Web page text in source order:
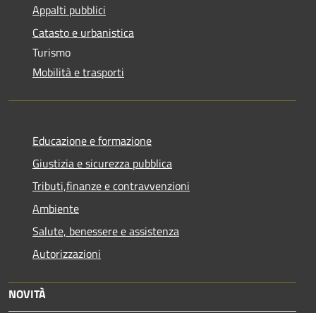
Appalti pubblici
Catasto e urbanistica
Turismo
Mobilità e trasporti
Educazione e formazione
Giustizia e sicurezza pubblica
Tributi,finanze e contravvenzioni
Ambiente
Salute, benessere e assistenza
Autorizzazioni
NOVITÀ